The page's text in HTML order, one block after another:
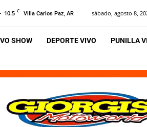
10.5 C Villa Carlos Paz, AR sábado, agosto 8,
SHOW DEPORTE VIVO PUNILLA